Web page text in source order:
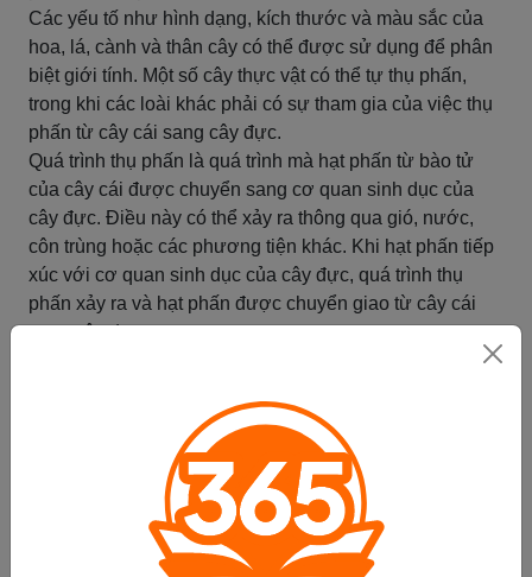
Các yếu tố như hình dạng, kích thước và màu sắc của
hoa, lá, cành và thân cây có thể được sử dụng để phân
biệt giới tính. Một số cây thực vật có thể tự thụ phấn,
trong khi các loài khác phải có sự tham gia của việc thụ
phấn từ cây cái sang cây đực.
Quá trình thụ phấn là quá trình mà hạt phấn từ bào tử
của cây cái được chuyển sang cơ quan sinh dục của
cây đực. Điều này có thể xảy ra thông qua gió, nước,
côn trùng hoặc các phương tiện khác. Khi hạt phấn tiếp
xúc với cơ quan sinh dục của cây đực, quá trình thụ
phấn xảy ra và hạt phấn được chuyển giao từ cây cái
sang cây đực.
bao gồm bào tử và các cấu trúc khác như vỏ hạt và cơ
quan lấy thức ăn. Quá trình phát triển phôi sẽ tiếp tục
cho đến khi phôi trưởng thành và sẵn sàng để phát triển
Quá trình sinh sản hữu tính ở thực vật là quan trọng để
duy trì đa dạng di truyền và tạo ra các thế hệ mới của